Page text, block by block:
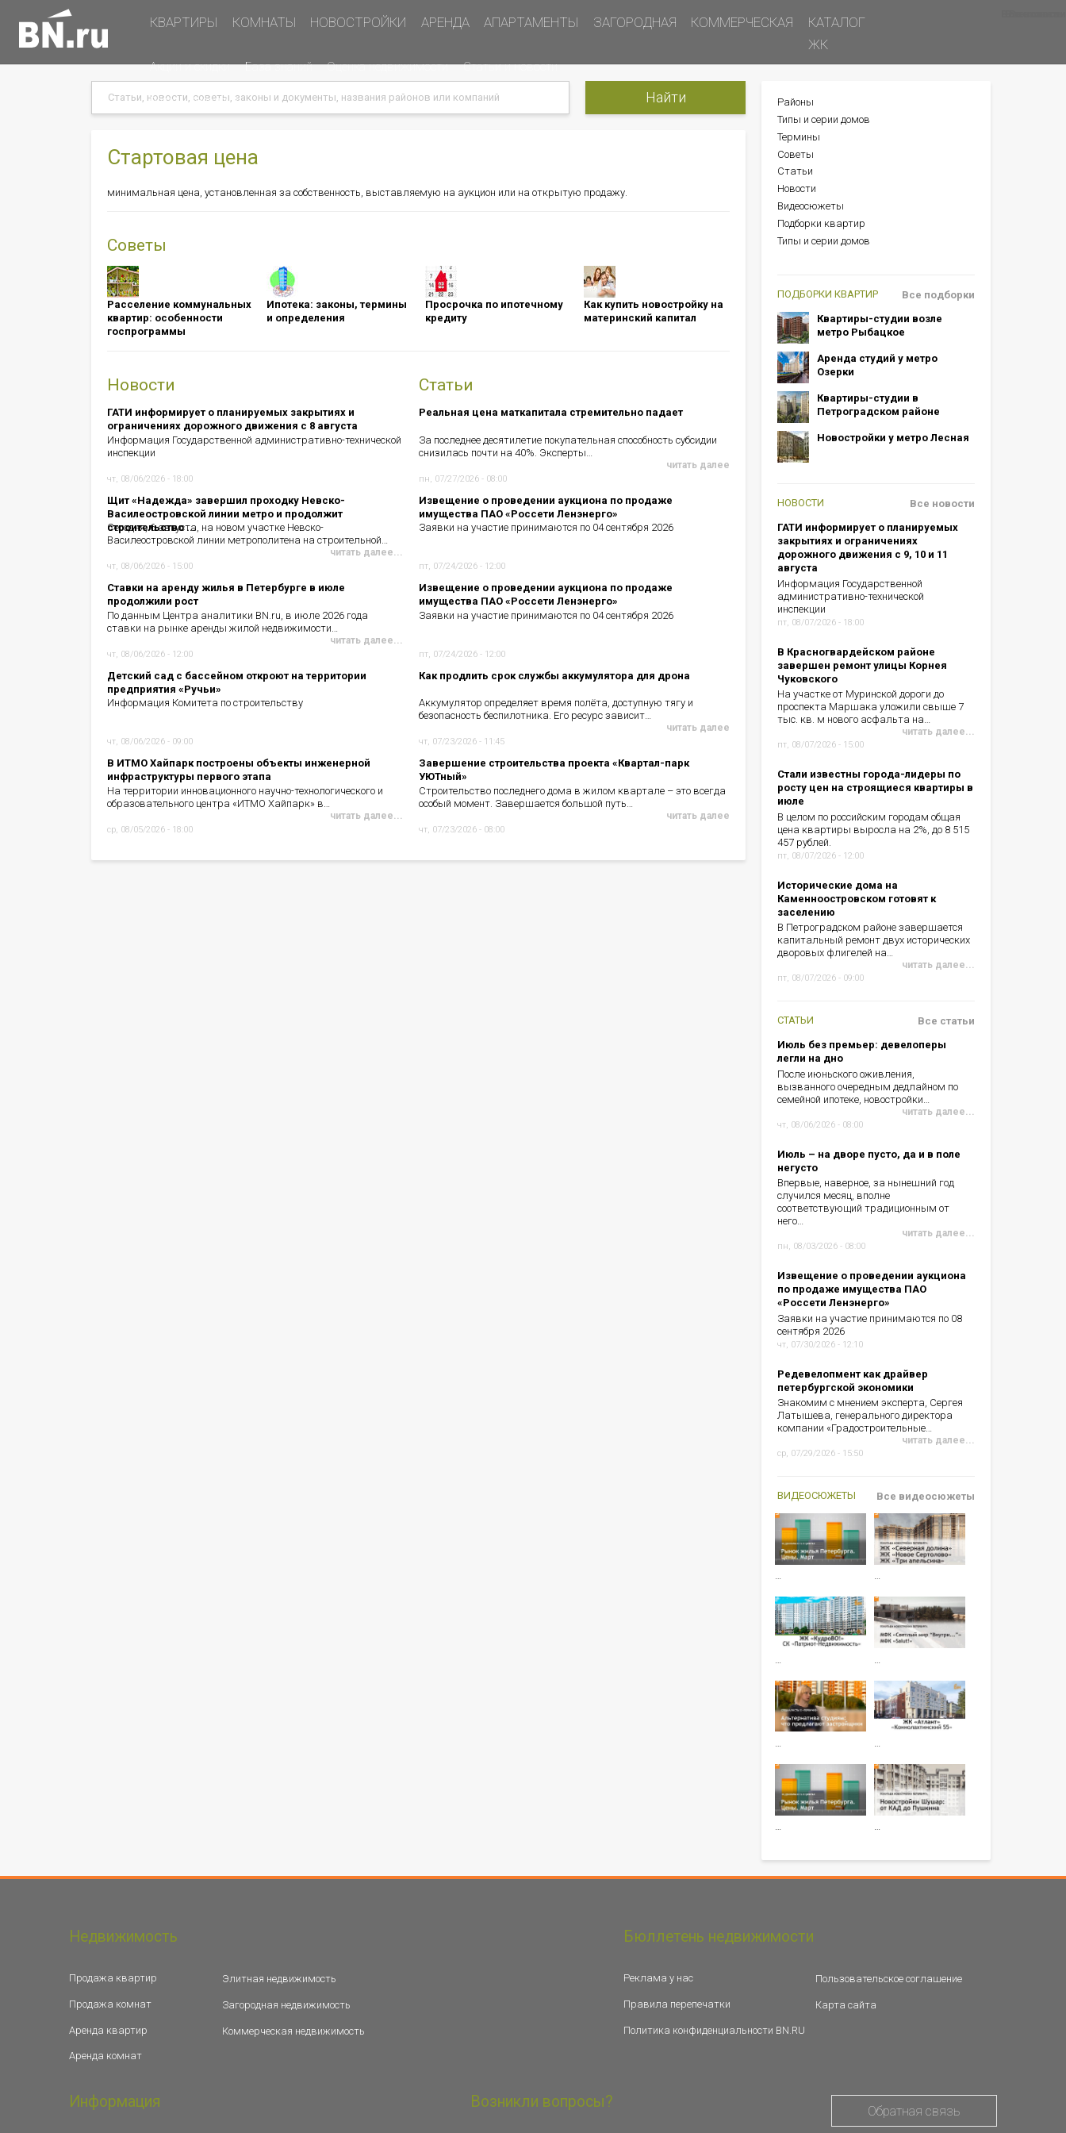
Основная
КВАРТИРЫ КОМНАТЫ НОВОСТРОЙКИ АРЕНДА АПАРТАМЕНТЫ ЗАГОРОДНАЯ КОММЕРЧЕСКАЯ
КАТАЛОГ
ЖК
Дополнительная
навигация
Акции и скидки База знаний Оценка недвижимости Статьи и новости
Меню
в
Подать объявление
Search
Search
Стартовая цена
минимальная цена, установленная за собственность, выставляемую на аукцион или на открытую продажу.
Советы
Расселение коммунальных
квартир: особенности
госпрограммы
Ипотека: ​​​​​​​законы, термины
и определения
Просрочка по ипотечному
кредиту
Как купить новостройку на
материнский капитал
Новости
ГАТИ информирует о планируемых закрытиях и
ограничениях дорожного движения с 8 августа
Информация Государственной административно-технической
инспекции
чт, 08/06/2026 - 18:00
Щит «Надежда» завершил проходку Невско-
Василеостровской линии метро и продолжит
строительство ...
Сегодня, 6 августа, на новом участке Невско-
Василеостровской линии метрополитена на строительной…
читать далее...
чт, 08/06/2026 - 15:00
Ставки на аренду жилья в Петербурге в июле
продолжили рост
По данным Центра аналитики BN.ru, в июле 2026 года
ставки на рынке аренды жилой недвижимости…
читать далее...
чт, 08/06/2026 - 12:00
Детский сад с бассейном откроют на территории
предприятия «Ручьи»
Информация Комитета по строительству
чт, 08/06/2026 - 09:00
В ИТМО Хайпарк построены объекты инженерной
инфраструктуры первого этапа
На территории инновационного научно-технологического и
образовательного центра «ИТМО Хайпарк» в…
читать далее...
ср, 08/05/2026 - 18:00
Статьи
Реальная цена маткапитала стремительно падает
За последнее десятилетие покупательная способность субсидии
снизилась почти на 40%. Эксперты…
читать далее
пн, 07/27/2026 - 08:00
Извещение о проведении аукциона по продаже
имущества ПАО «Россети Ленэнерго»
Заявки на участие принимаются по 04 сентября 2026
пт, 07/24/2026 - 12:00
Извещение о проведении аукциона по продаже
имущества ПАО «Россети Ленэнерго»
Заявки на участие принимаются по 04 сентября 2026
пт, 07/24/2026 - 12:00
Как продлить срок службы аккумулятора для дрона
Аккумулятор определяет время полёта, доступную тягу и
безопасность беспилотника. Его ресурс зависит…
читать далее
чт, 07/23/2026 - 11:45
Завершение строительства проекта «Квартал-парк
УЮТный»
Строительство последнего дома в жилом квартале – это всегда
особый момент. Завершается большой путь…
читать далее
чт, 07/23/2026 - 08:00
БОКОВОЕ
МЕНЮ
Районы
Типы и серии домов
Термины
Советы
Статьи
Новости
Видеосюжеты
Подборки квартир
Типы и серии домов
ПОДБОРКИ КВАРТИР
Квартиры-студии возле
метро Рыбацкое
Аренда студий у метро
Озерки
Квартиры-студии в
Петроградском районе
Новостройки у метро Лесная
Все подборки
НОВОСТИ
ГАТИ информирует о планируемых
закрытиях и ограничениях
дорожного движения с 9, 10 и 11
августа
Информация Государственной
административно-технической
инспекции
пт, 08/07/2026 - 18:00
В Красногвардейском районе
завершен ремонт улицы Корнея
Чуковского
На участке от Муринской дороги до
проспекта Маршака уложили свыше 7
тыс. кв. м нового асфальта на…
читать далее...
пт, 08/07/2026 - 15:00
Стали известны города-лидеры по
росту цен на строящиеся квартиры в
июле
В целом по российским городам общая
цена квартиры выросла на 2%, до 8 515
457 рублей.
пт, 08/07/2026 - 12:00
Исторические дома на
Каменноостровском готовят к
заселению
В Петроградском районе завершается
капитальный ремонт двух исторических
дворовых флигелей на…
читать далее...
пт, 08/07/2026 - 09:00
Все новости
СТАТЬИ
Июль без премьер: девелоперы
легли на дно
После июньского оживления,
вызванного очередным дедлайном по
семейной ипотеке, новостройки…
читать далее...
чт, 08/06/2026 - 08:00
Июль – на дворе пусто, да и в поле
негусто
Впервые, наверное, за нынешний год
случился месяц, вполне
соответствующий традиционным от
него…
читать далее...
пн, 08/03/2026 - 08:00
Извещение о проведении аукциона
по продаже имущества ПАО
«Россети Ленэнерго»
Заявки на участие принимаются по 08
сентября 2026
чт, 07/30/2026 - 12:10
Редевелопмент как драйвер
петербургской экономики
Знакомим с мнением эксперта, Сергея
Латышева, генерального директора
компании «Градостроительные…
читать далее...
ср, 07/29/2026 - 15:50
Все статьи
ВИДЕОСЮЖЕТЫ
… …
… …
Все видеосюжеты
Недвижимость
Продажа квартир
Продажа комнат
Аренда квартир
Аренда комнат
Элитная недвижимость
Загородная недвижимость
Коммерческая недвижимость
Бюллетень недвижимости
Реклама у нас
Правила перепечатки
Политика конфиденциальности BN.RU
Пользовательское соглашение
Карта сайта
Информация Возникли вопросы?
Обратная связь